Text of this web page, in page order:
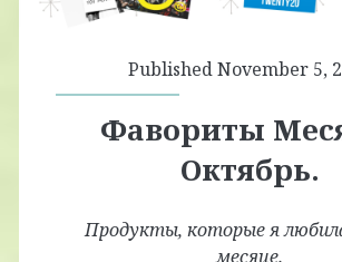
Published November 5,
Фавориты
Октябрь.
Продукты, которые я
месяце.